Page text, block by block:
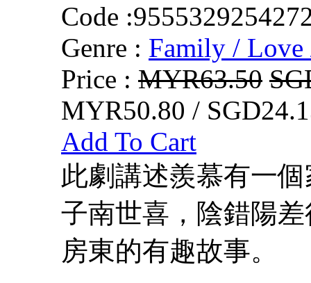
Code :
Genre : Family / Love
Price : MYR63.50
MYR50.80 /
Add To Cart
此劇講述羨慕有一
子南世喜，陰錯陽
房東的有趣故事。